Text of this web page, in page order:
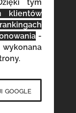
tym
klientów
-
wykonana
google